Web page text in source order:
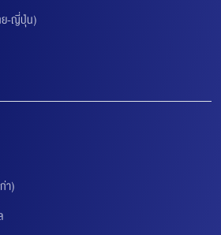
ย-ญี่ปุ่น)
า)